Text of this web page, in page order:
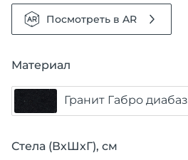
Посмотреть в AR
Материал
Гранит Габро диабаз
Стела (ВхШхГ), см